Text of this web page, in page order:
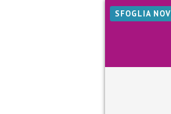
SFOGLIA